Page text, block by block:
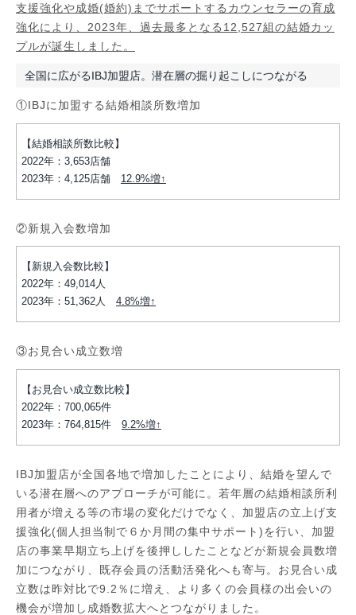
支援強化や成婚(婚約)までサポートするカウンセラーの育成
強化により、2023年、過去最多となる12,527組の結婚カッ
プルが誕生しました。
全国に広がるIBJ加盟店。潜在層の掘り起こしにつながる
①IBJに加盟する結婚相談所数増加
【結婚相談所数比較】
​2022年：3,653店舗
2023年：4,125店舗 12.9%増↑
②新規入会数増加
【新規入会数比較】
​2022年：49,014人
2023年：51,362人 4.8%増↑
③お見合い成立数増
【お見合い成立数比較】
2022年：700,065件
2023年：764,815件 9.2%増↑
IBJ加盟店が全国各地で増加したことにより、結婚を望んで
いる潜在層へのアプローチが可能に。若年層の結婚相談所利
用者が増える等の市場の変化だけでなく、加盟店の立上げ支
援強化(個人担当制で６か月間の集中サポート)を行い、加盟
店の事業早期立ち上げを後押ししたことなどが新規会員数増
加につながり、既存会員の活動活発化へも寄与。お見合い成
立数は昨対比で9.2％に増え、より多くの会員様の出会いの
機会が増加し成婚数拡大へとつながりました。